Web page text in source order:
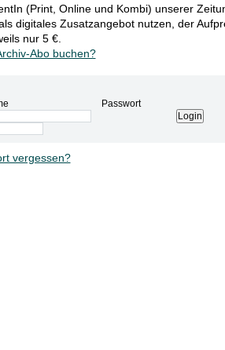
(Print, Online und Kombi) unserer
digitales Zusatzangebot nutzen, der
nur 5 €.
Abo buchen?
Passwort
vergessen?